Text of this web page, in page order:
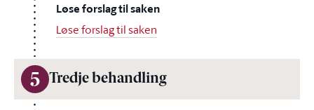
Løse forslag til saken
Løse forslag til saken
5 Tredje behandling